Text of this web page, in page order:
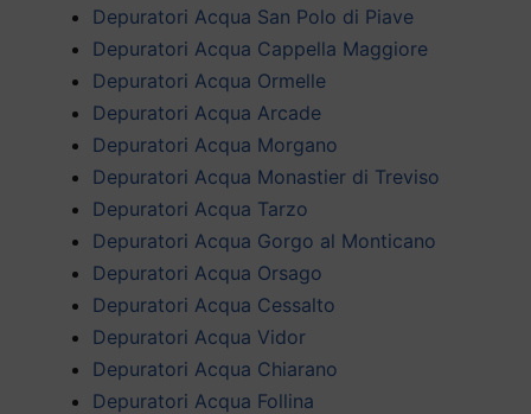
Depuratori Acqua San Polo di Piave
Depuratori Acqua Cappella Maggiore
Depuratori Acqua Ormelle
Depuratori Acqua Arcade
Depuratori Acqua Morgano
Depuratori Acqua Monastier di Treviso
Depuratori Acqua Tarzo
Depuratori Acqua Gorgo al Monticano
Depuratori Acqua Orsago
Depuratori Acqua Cessalto
Depuratori Acqua Vidor
Depuratori Acqua Chiarano
Depuratori Acqua Follina